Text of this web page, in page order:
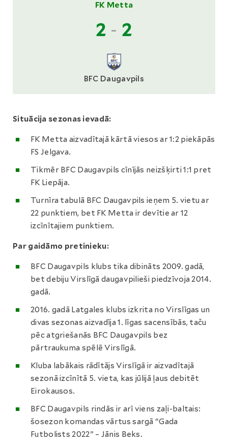
FK Metta
2 - 2
BFC Daugavpils
Situācija sezonas ievadā:
FK Metta aizvadītajā kārtā viesos ar 1:2 piekāpās
FS Jelgava.
Tikmēr BFC Daugavpils cīnījās neizšķirti 1:1 pret
FK Liepāja.
Turnīra tabulā BFC Daugavpils ieņem 5. vietu ar
22 punktiem, bet FK Metta ir devītie ar 12
izcīnītajiem punktiem.
Par gaidāmo pretinieku:
BFC Daugavpils klubs tika dibināts 2009. gadā,
bet debiju Virslīgā daugavpilieši piedzīvoja 2014.
gadā.
2016. gadā Latgales klubs izkrita no Virslīgas un
divas sezonas aizvadīja 1. līgas sacensībās, taču
pēc atgriešanās BFC Daugavpils bez
pārtraukuma spēlē Virslīgā.
Kluba labākais rādītājs Virslīgā ir aizvadītajā
sezonā izcīnītā 5. vieta, kas jūlijā ļaus debitēt
Eirokausos.
BFC Daugavpils rindās ir arī viens zaļi-baltais:
šosezon komandas vārtus sargā “Gada
Futbolists 2022” – Jānis Beks.